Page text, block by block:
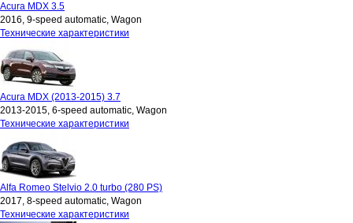
Acura MDX 3.5
2016, 9-speed automatic, Wagon
Технические характеристики
Acura MDX (2013-2015) 3.7
2013-2015, 6-speed automatic, Wagon
Технические характеристики
Alfa Romeo Stelvio 2.0 turbo (280 PS)
2017, 8-speed automatic, Wagon
Технические характеристики